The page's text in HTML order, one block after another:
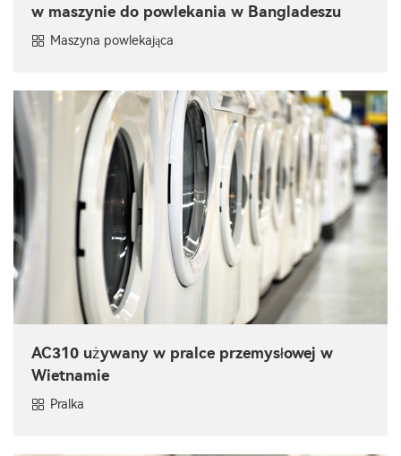
w maszynie do powlekania w Bangladeszu
Maszyna powlekająca
AC310 używany w pralce przemysłowej w
Wietnamie
Pralka